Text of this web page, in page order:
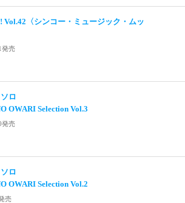
Vol.42〈シンコー・ミュージック・ムッ
発売
ロ
OWARI Selection Vol.3
発売
ロ
OWARI Selection Vol.2
売